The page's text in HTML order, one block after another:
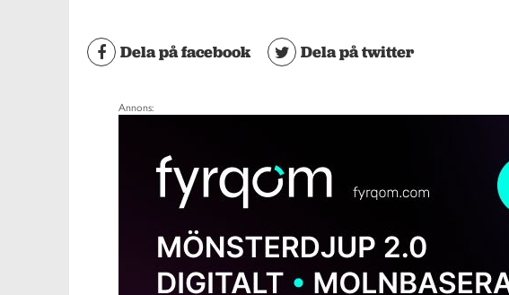
Dela på facebook Dela på twitter
Annons: